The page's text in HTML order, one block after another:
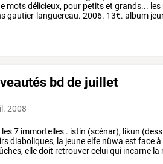
motsdélicieux, pour petitset grands... les
gautier-languereau. 2006. 13€. album
célèbres, la
bd de juillet
2008
les7 immortelles . istin (scénar), likun
diaboliques, la jeuneelfe nüwa est faceà
elledoit retrouverceluiqui incarne la